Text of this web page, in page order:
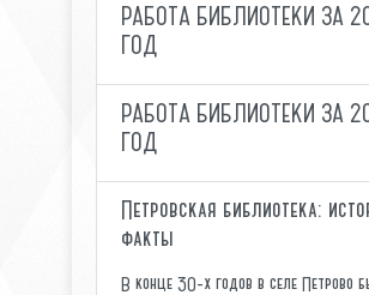
РАБОТА БИБЛИОТЕКИ ЗА
ГОД
РАБОТА БИБЛИОТЕКИ ЗА
ГОД
Петровская библиотека:
факты
В конце 30-х годов в селе Петрово